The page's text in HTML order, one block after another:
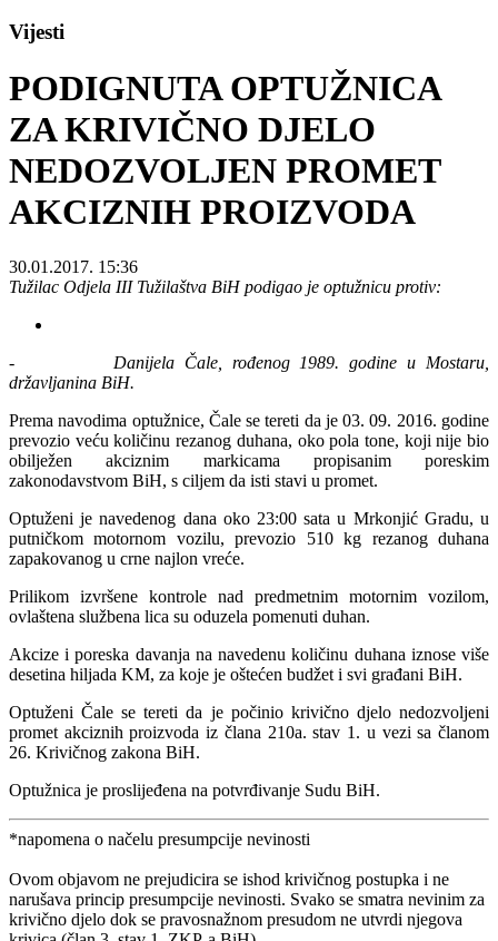
Vijesti
PODIGNUTA OPTUŽNICA
ZA KRIVIČNO DJELO
NEDOZVOLJEN PROMET
AKCIZNIH PROIZVODA
30.01.2017. 15:36
Tužilac Odjela III Tužilaštva BiH podigao je optužnicu protiv:
- Danijela Čale, rođenog 1989. godine u Mostaru,
državljanina BiH.
Prema navodima optužnice, Čale se tereti da je 03. 09. 2016. godine
prevozio veću količinu rezanog duhana, oko pola tone, koji nije bio
obilježen akciznim markicama propisanim poreskim
zakonodavstvom BiH, s ciljem da isti stavi u promet.
Optuženi je navedenog dana oko 23:00 sata u Mrkonjić Gradu, u
putničkom motornom vozilu, prevozio 510 kg rezanog duhana
zapakovanog u crne najlon vreće.
Prilikom izvršene kontrole nad predmetnim motornim vozilom,
ovlaštena službena lica su oduzela pomenuti duhan.
Akcize i poreska davanja na navedenu količinu duhana iznose više
desetina hiljada KM, za koje je oštećen budžet i svi građani BiH.
Optuženi Čale se tereti da je počinio krivično djelo nedozvoljeni
promet akciznih proizvoda iz člana 210a. stav 1. u vezi sa članom
26. Krivičnog zakona BiH.
Optužnica je proslijeđena na potvrđivanje Sudu BiH.
*napomena o načelu presumpcije nevinosti
Ovom objavom ne prejudicira se ishod krivičnog postupka i ne
narušava princip presumpcije nevinosti. Svako se smatra nevinim za
krivično djelo dok se pravosnažnom presudom ne utvrdi njegova